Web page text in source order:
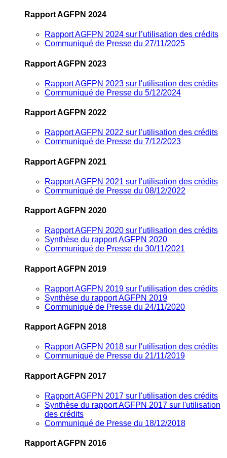
Rapport AGFPN 2024
Rapport AGFPN 2024 sur l’utilisation des crédits
Communiqué de Presse du 27/11/2025
Rapport AGFPN 2023
Rapport AGFPN 2023 sur l'utilisation des crédits
Communiqué de Presse du 5/12/2024
Rapport AGFPN 2022
Rapport AGFPN 2022 sur l'utilisation des crédits
Communiqué de Presse du 7/12/2023
Rapport AGFPN 2021
Rapport AGFPN 2021 sur l'utilisation des crédits
Communiqué de Presse du 08/12/2022
Rapport AGFPN 2020
Rapport AGFPN 2020 sur l'utilisation des crédits
Synthèse du rapport AGFPN 2020
Communiqué de Presse du 30/11/2021
Rapport AGFPN 2019
Rapport AGFPN 2019 sur l'utilisation des crédits
Synthèse du rapport AGFPN 2019
Communiqué de Presse du 24/11/2020
Rapport AGFPN 2018
Rapport AGFPN 2018 sur l'utilisation des crédits
Communiqué de Presse du 21/11/2019
Rapport AGFPN 2017
Rapport AGFPN 2017 sur l'utilisation des crédits
Synthèse du rapport AGFPN 2017 sur l'utilisation
des crédits
Communiqué de Presse du 18/12/2018
Rapport AGFPN 2016